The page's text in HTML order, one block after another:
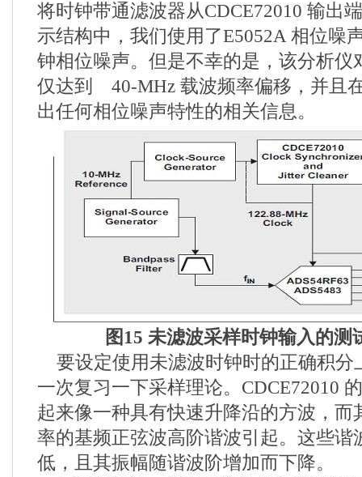
将时钟带通滤波器从CDCE72010 输出
示结构中，我们使用了E5052A 相位噪
钟相位噪声。但是不幸的是，该分析仪
仅达到 40-MHz 载波频率偏移，并且
出任何相位噪声特性的相关信息。
图 15 未滤波采样时钟输入的测
要设定使用未滤波时钟时的正确积分
一次复习一下采样理论。CDCE72010
起来像一种具有快速升降沿的方波，而
率的基频正弦波高阶谐波引起。这些谐
低，且其振幅随谐波阶增加而下降。